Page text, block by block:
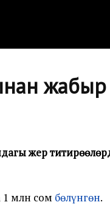
жабыр
жер
млн сом бөлүнгөн.